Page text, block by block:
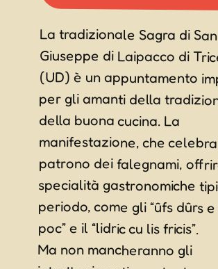
La tradizionale Sagra di San
Giuseppe di Laipacco di Tricesimo
(UD) è un appuntamento imperdibile
per gli amanti della tradizione e
della buona cucina. La
manifestazione, che celebra il
patrono dei falegnami, offrirà
specialità gastronomiche tipiche del
periodo, come gli “ûfs dûrs e lidric cul
poc” e il “lidric cu lis fricis”.
Ma non mancheranno gli
intrattenimenti, con tante serate di
musica e ballo, raduno di auto
storiche, dimostrazioni di lavorazione
del legno, mostra d’arte, animazione
per bambini, tornei di briscola e di
morra, una camminata non